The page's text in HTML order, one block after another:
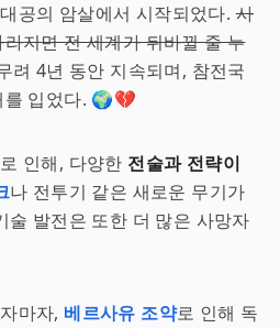
대공의 암살에서 시작되었다.사
지면 전 세계가 뒤바뀔 줄 누
려 4년 동안 지속되며, 참전국
를 입었다. 🌍💔
인해, 다양한 전술과 전략이
나 전투기 같은 새로운 무기가
술 발전은 또한 더 많은 사망자
마자, 베르사유 조약로 인해 독